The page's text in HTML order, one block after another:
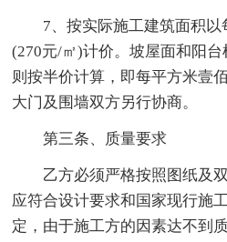
7、按实际施工建筑面积
(270元/㎡)计价。坡屋面和阳
则按半价计算，即每平方米壹
大门及围墙双方另行协商。
第三条、质量要求
乙方必须严格按照图纸及
应符合设计要求和国家现行施
定，由于施工方的因素达不到